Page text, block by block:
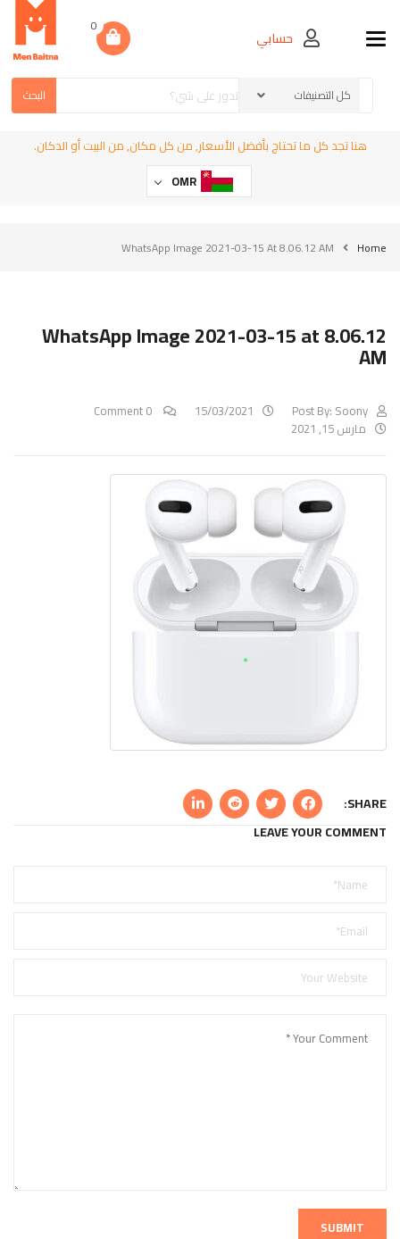
Toggle navigationحسابي
0
البحث
هنا تجد كل ما تحتاج بأفضل الأسعار, من كل مكان, من البيت أو الدكان.
OMR
Home
WhatsApp Image 2021-03-15 At 8.06.12 AM
WhatsApp Image 2021-03-15 at 8.06.12
AM
Post By: Soony
15/03/2021
مارس 15, 2021
SHARE:
LEAVE YOUR COMMENT
SUBMIT